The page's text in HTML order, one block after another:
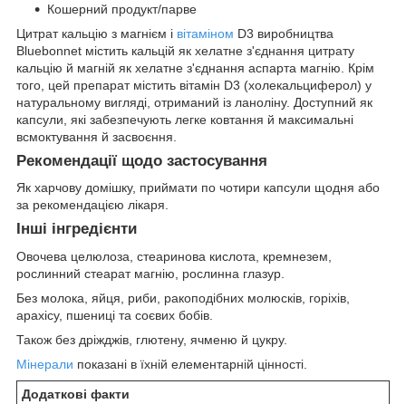
Кошерний продукт/парве
Цитрат кальцію з магнієм і вітаміном D3 виробництва
Bluebonnet містить кальцій як хелатне з'єднання цитрату
кальцію й магній як хелатне з'єднання аспарта магнію. Крім
того, цей препарат містить вітамін D3 (холекальциферол) у
натуральному вигляді, отриманий із ланоліну. Доступний як
капсули, які забезпечують легке ковтання й максимальні
всмоктування й засвоєння.
Рекомендації щодо застосування
Як харчову домішку, приймати по чотири капсули щодня або
за рекомендацією лікаря.
Інші інгредієнти
Овочева целюлоза, стеаринова кислота, кремнезем,
рослинний стеарат магнію, рослинна глазур.
Без молока, яйця, риби, ракоподібних молюсків, горіхів,
арахісу, пшениці та соєвих бобів.
Також без дріжджів, глютену, ячменю й цукру.
Мінерали показані в їхній елементарній цінності.
Додаткові факти